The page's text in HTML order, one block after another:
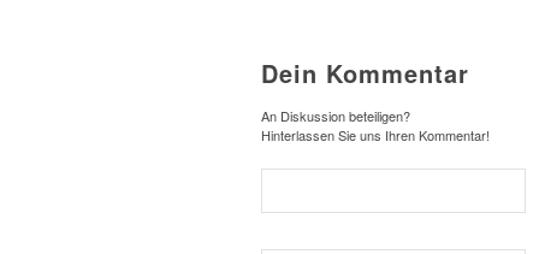
Dein Kommentar
An Diskussion beteiligen?
Hinterlassen Sie uns Ihren Kommentar!